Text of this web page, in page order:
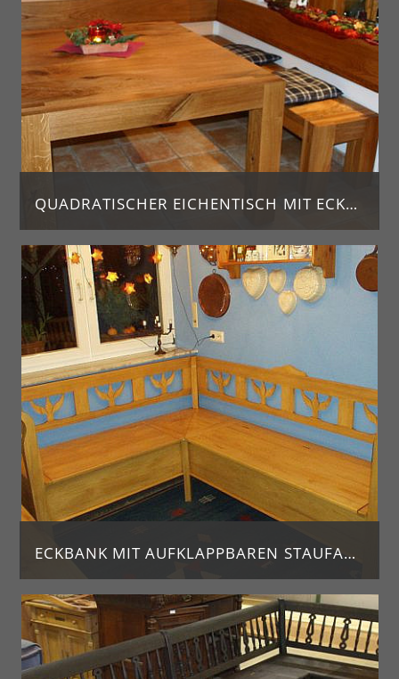
QUADRATISCHER EICHENTISCH MIT ECKBANK
Quadratischer Tisch aus Asteiche, dazu passend Eckbank aus Asteiche mit an der Wand angebrachter Lehne
ECKBANK MIT AUFKLAPPBAREN STAUFACH
Eckbank Weichholz nach antikem Vorbild gefertigt